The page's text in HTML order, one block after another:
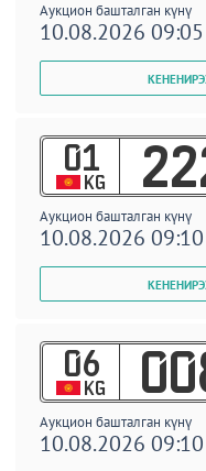
Аукцион башталган күнү
10.08.2026 09:05
01
KG
Аукцион башталган күнү
10.08.2026 09:10
06
KG
Аукцион башталган күнү
10.08.2026 09:10